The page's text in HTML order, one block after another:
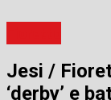
Jesi /
‘derby’ e